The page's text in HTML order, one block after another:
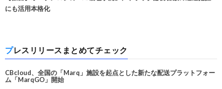
にも活用本格化
プレスリリースまとめてチェック
CBcloud、全国の「Marq」施設を起点とした新たな配送プラットフォー
ム「MarqGO」開始